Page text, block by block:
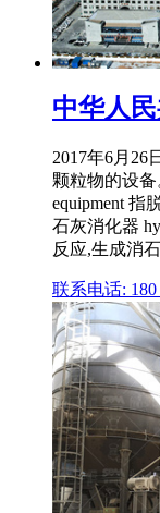
中华人
2017年6月26
颗粒物的设备
equipment 指
石灰消化器
反应,生成消
联系电话: 180